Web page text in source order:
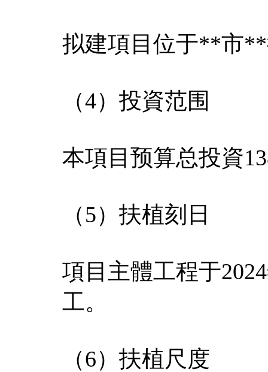
拟建項目位于**市
（4）投資范围
本項目预算总投資
（5）扶植刻日
項目主體工程于
工。
（6）扶植尺度